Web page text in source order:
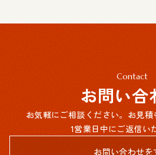
Contact
お問い合
お気軽にご相談ください。お見積
1営業日中にご返信い
お問い合わせを